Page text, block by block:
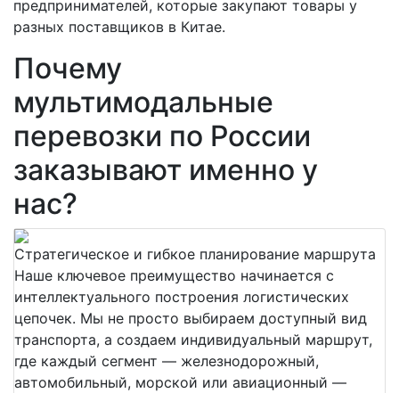
предпринимателей, которые закупают товары у
разных поставщиков в Китае.
Почему
мультимодальные
перевозки по России
заказывают именно у
нас?
Стратегическое и гибкое планирование маршрута
Наше ключевое преимущество начинается с
интеллектуального построения логистических
цепочек. Мы не просто выбираем доступный вид
транспорта, а создаем индивидуальный маршрут,
где каждый сегмент — железнодорожный,
автомобильный, морской или авиационный —